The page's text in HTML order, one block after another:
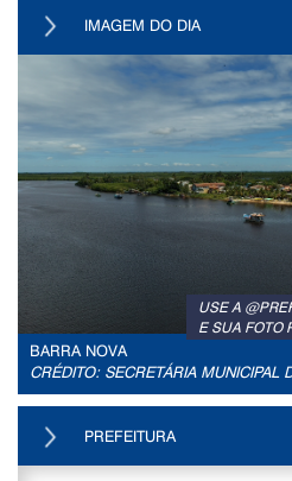
IMAGEM DO DIA
USE A
E SUA FOTO
BARRA NOVA
CRÉDITO: SECRETÁRIA MUNICIPAL
PREFEITURA